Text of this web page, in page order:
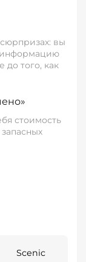
вы
информацию
того, как
стоимость
Scenic